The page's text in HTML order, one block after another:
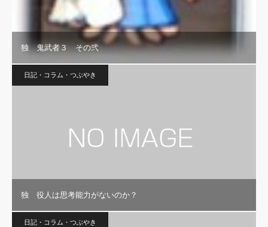
独 鬼武者３ その弐
日記・コラム・つぶやき
独 役人は思考能力がないのか？
日記・コラム・つぶやき